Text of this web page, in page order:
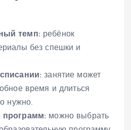
темп: ребёнок
без спешки и
занятие может
время и длиться
нужно.
программ: можно выбрать